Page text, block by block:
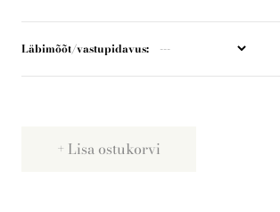
Läbimõõt/vastupidavus
Lisa ostukorvi